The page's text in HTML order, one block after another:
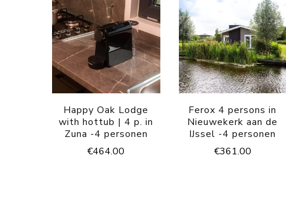
Happy Oak Lodge
with hottub | 4 p. in
Zuna -4 personen
€464.00
Ferox 4 persons in
Nieuwekerk aan de
IJssel -4 personen
€361.00